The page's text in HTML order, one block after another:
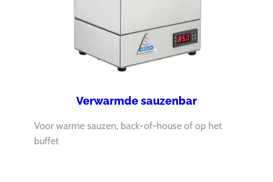
Verwarmde sauzenbar
Voor warme sauzen, back-of-house of op het
buffet